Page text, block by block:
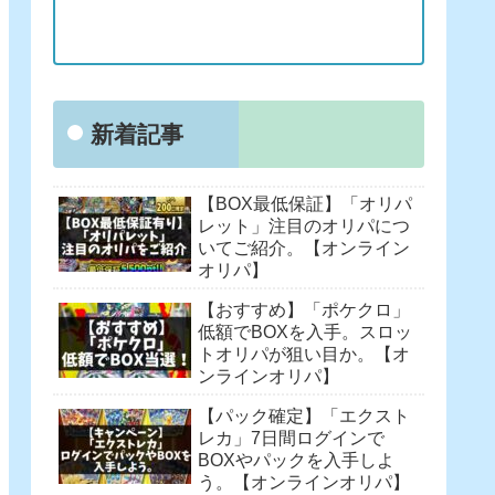
新着記事
【BOX最低保証】「オリパ
レット」注目のオリパにつ
いてご紹介。【オンライン
オリパ】
【おすすめ】「ポケクロ」
低額でBOXを入手。スロッ
トオリパが狙い目か。【オ
ンラインオリパ】
【パック確定】「エクスト
レカ」7日間ログインで
BOXやパックを入手しよ
う。【オンラインオリパ】